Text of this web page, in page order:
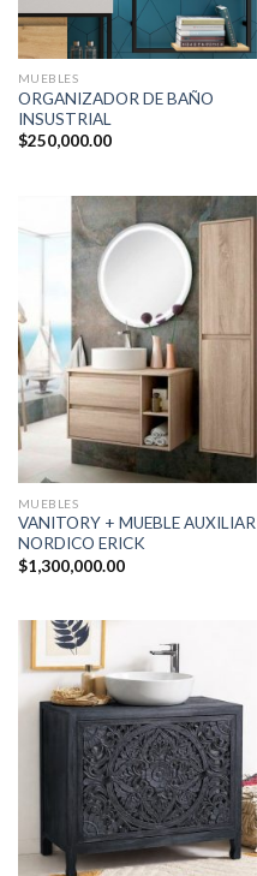
MUEBLES
ORGANIZADOR DE BAÑO
INSUSTRIAL
$250,000.00
MUEBLES
VANITORY + MUEBLE AUXILIAR
NORDICO ERICK
$1,300,000.00